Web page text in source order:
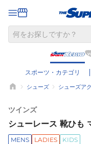
スポーツ・カテゴリ
シューズ シューズア
ツインズ
シューレース 靴ひも
MENS LADIES KIDS